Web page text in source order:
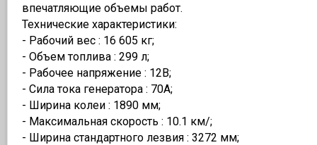
впечатляющие объемы работ.
Технические характеристики:
- Рабочий вес : 16 605 кг;
- Объем топлива : 299 л;
- Рабочее напряжение : 12В;
- Сила тока генератора : 70А;
- Ширина колеи : 1890 мм;
- Максимальная скорость : 10.1 км/;
- Ширина стандартного лезвия : 3272 мм;